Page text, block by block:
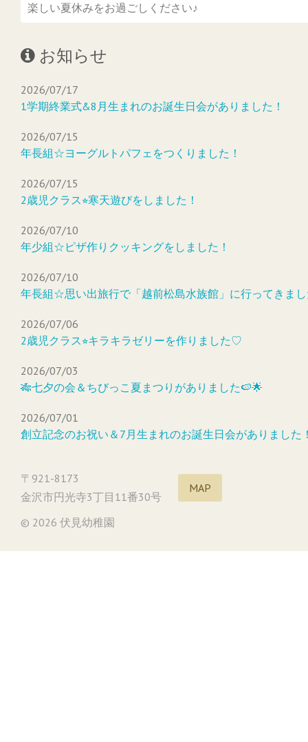
楽しい夏休みをお過ごしください♪
お知らせ
2026/07/17
1学期終業式&8月生まれのお誕生日会がありました！
2026/07/15
年長組☆ヨーグルトパフェをつくりました！
2026/07/15
2歳児クラス⭐︎寒天遊びをしました！
2026/07/10
年少組☆ピザ作りクッキングをしました！
2026/07/10
年長組☆思い出旅行で「越前松島水族館」に行ってきま
2026/07/06
2歳児クラス⭐︎キラキラゼリーを作りました♡
2026/07/03
🎋七夕の会＆ちびっこ夏まつりがありました🍉🌟
2026/07/01
創立記念のお祝い＆7月生まれのお誕生日会がありました
〒921-8173
金沢市円光寺3丁目11番30号
MAP
© 2026 伏見幼稚園